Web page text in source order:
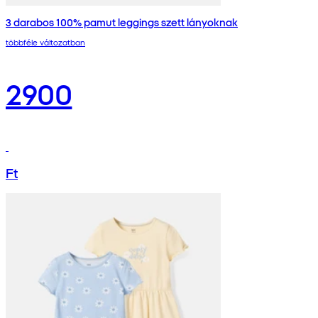
3 darabos 100% pamut leggings szett lányoknak
többféle változatban
2900
Ft